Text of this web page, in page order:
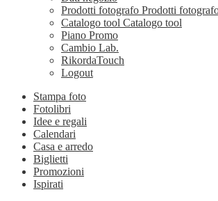
Prodotti fotografo Prodotti
Catalogo tool Catalogo tool
Piano Promo
Cambio Lab.
RikordaTouch
Logout
Stampa foto
Fotolibri
Idee e regali
Calendari
Casa e arredo
Biglietti
Promozioni
Ispirati